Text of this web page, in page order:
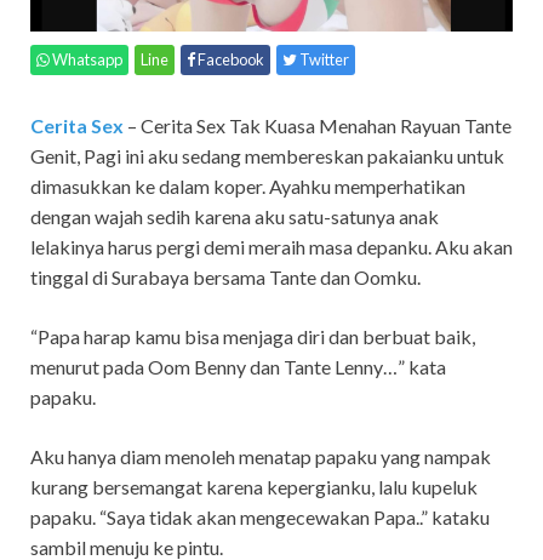
Whatsapp Line Facebook Twitter
Cerita Sex – Cerita Sex Tak Kuasa Menahan Rayuan Tante
Genit, Pagi ini aku sedang membereskan pakaianku untuk
dimasukkan ke dalam koper. Ayahku memperhatikan
dengan wajah sedih karena aku satu-satunya anak
lelakinya harus pergi demi meraih masa depanku. Aku akan
tinggal di Surabaya bersama Tante dan Oomku.
“Papa harap kamu bisa menjaga diri dan berbuat baik,
menurut pada Oom Benny dan Tante Lenny…” kata
papaku.
Aku hanya diam menoleh menatap papaku yang nampak
kurang bersemangat karena kepergianku, lalu kupeluk
papaku. “Saya tidak akan mengecewakan Papa..” kataku
sambil menuju ke pintu.